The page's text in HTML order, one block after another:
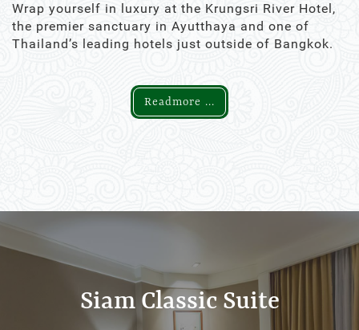
Wrap yourself in luxury at the Krungsri River Hotel,
the premier sanctuary in Ayutthaya and one of
Thailand’s leading hotels just outside of Bangkok.
Readmore ...
Siam Classic Suite
Siam Classic Suite